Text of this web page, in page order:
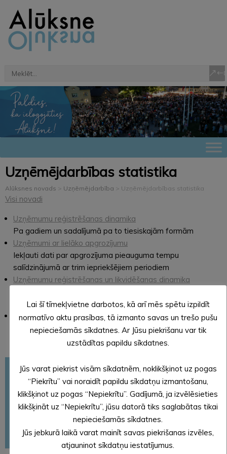
Uzņēmējdarbības statistika
Alūksnes novads > Uzņēmējdarbība > Uzņēmējdarbības statistika
Visi novadi
Uzņēmumu reģistrēšanas dinamika
Pa gadiem un sadalījumā pa to tiesiskajām formām
Uzņēmumi ar lielāko apgrozījumu
Iekļauti dati par apgrozījuma pieauguma tempu
salīdzinājumā ar trim iepriekšējiem periodiem
Uzņēmumu reģistrēšanas un likvidēšanas dinamika
Reģistrā
Ārvalstu tiešās investīcijas
Sadalījumā pa valstīm, nozarēm un lielākajiem investoriem
Uzņēmējdarbības uzsākšana
Atbalsta institūcijas uzņēmējiem
Uzņēmējdarbības atbalsta centrs
Investīciju teritorijas
Uzņēmējdarbības statistika
Lai šī tīmekļvietne darbotos, kā arī mēs spētu izpildīt
normatīvo aktu prasības, tā izmanto savas un trešo pušu
nepieciešamās sīkdatnes. Ar Jūsu piekrišanu var tik
uzstādītas papildu sīkdatnes.
Jūs varat piekrist visām sīkdatnēm, noklikšķinot uz pogas
“Piekrītu” vai noraidīt papildu sīkdatņu izmantošanu,
klikšķinot uz pogas “Nepiekrītu”. Gadījumā, ja izvēlēsieties
klikšķināt uz “Nepiekrītu”, jūsu datorā tiks saglabātas tikai
nepieciešamās sīkdatnes.
Jūs jebkurā laikā varat mainīt savas piekrišanas izvēles,
atjauninot sīkdatņu iestatījumus.